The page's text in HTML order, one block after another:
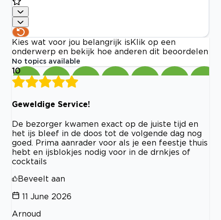
Kies wat voor jou belangrijk is Klik op een
onderwerp en bekijk hoe anderen dit beoordelen
No topics available
10
Geweldige Service!
De bezorger kwamen exact op de juiste tijd en
het ijs bleef in de doos tot de volgende dag nog
goed. Prima aanrader voor als je een feestje thuis
hebt en ijsblokjes nodig voor in de drnkjes of
cocktails
Beveelt aan
11 June 2026
Arnoud